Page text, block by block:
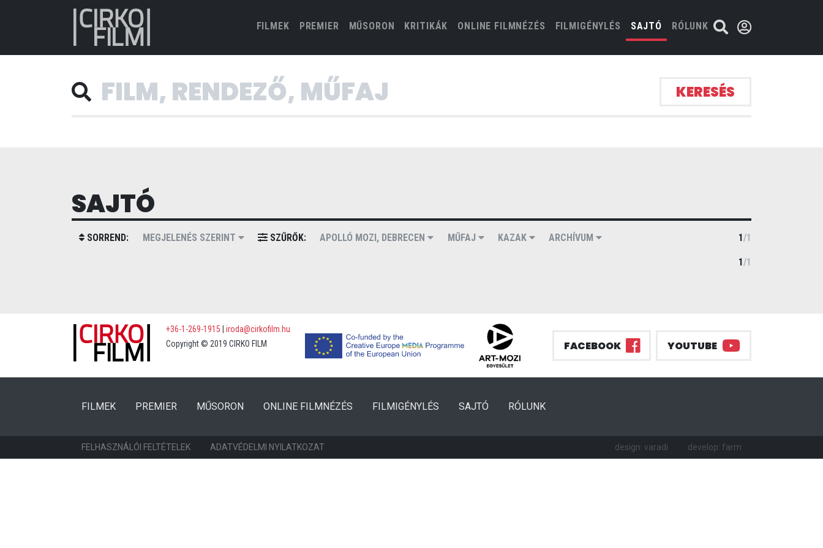
FILMEK(CURRENT)
PREMIER MŰSORON KRITIKÁK ONLINE FILMNÉZÉS FILMIGÉNYLÉS SAJTÓ RÓLUNK
KERESÉS
SAJTÓ
SORREND: MEGJELENÉS SZERINT SZŰRŐK: APOLLÓ MOZI, DEBRECEN MŰFAJ KAZAK ARCHÍVUM 1/1
1/1
+36-1-269-1915
iroda@cirkofilm.hu
Copyright © 2019 CIRKO FILM
FACEBOOK YOUTUBE
FILMEK(CURRENT)
PREMIER (CURRENT)
MŰSORON ONLINE FILMNÉZÉS FILMIGÉNYLÉS SAJTÓ RÓLUNK
FELHASZNÁLÓI FELTÉTELEK ADATVÉDELMI NYILATKOZAT design: varadi develop: farm